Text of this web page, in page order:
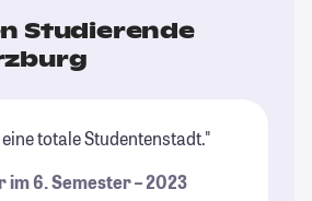
Studierende
totale Studentenstadt."
6. Semester – 2023